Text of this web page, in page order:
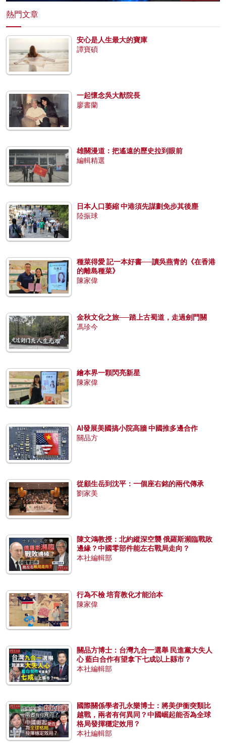
熱門文章
安心是人生最大的寶庫
譚寶碩
一起懷念吳大猷院長
廖書蘭
雄關漫道：把遙遠的歷史拉到眼前
編輯精選
日本人口萎縮 中港須先謀劃免步其後塵
陸振球
種菜得愛 記一本好書──讀吳燕青的《在香港
的離島種菜》
陳家偉
金秋文化之旅──踏上古蜀道，走過劍門關
馮珍今
繪本界一顆閃亮新星
陳家偉
AI發展美國搞小院高牆 中國推多邊合作
關品方
從顧生岳到沈平：一個座右銘的兩代傳承
劉家美
陳文鴻教授：北約縱深空襲 俄羅斯瀕臨戰敗
邊緣？中國零部件能左右戰局走向？
本社編輯部
行為不檢 培育教化才能治本
陳家偉
關品方博士：台灣九合一選舉 民進黨大失人
心 藍白合作有望拿下七成以上縣市？
本社編輯部
國際關係學者孔永樂博士：將美伊衝突類比
越戰，兩者有何異同？中國崛起能否為全球
格局發揮穩定效用？
本社編輯部